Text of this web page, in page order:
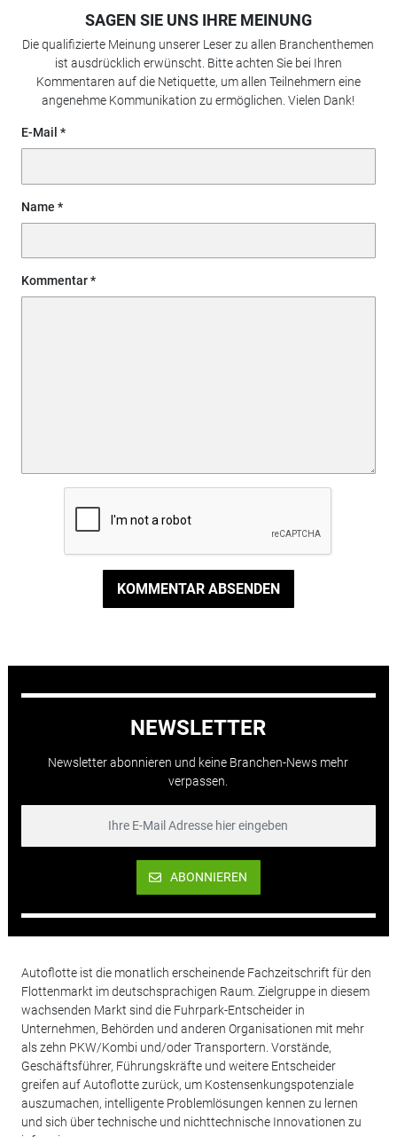
SAGEN SIE UNS IHRE MEINUNG
Die qualifizierte Meinung unserer Leser zu allen Branchenthemen
ist ausdrücklich erwünscht. Bitte achten Sie bei Ihren
Kommentaren auf die Netiquette, um allen Teilnehmern eine
angenehme Kommunikation zu ermöglichen. Vielen Dank!
E-Mail
Name
Kommentar
KOMMENTAR ABSENDEN
NEWSLETTER
Newsletter abonnieren und keine Branchen-News mehr
verpassen.
ABONNIEREN
Autoflotte ist die monatlich erscheinende Fachzeitschrift für den
Flottenmarkt im deutschsprachigen Raum. Zielgruppe in diesem
wachsenden Markt sind die Fuhrpark-Entscheider in
Unternehmen, Behörden und anderen Organisationen mit mehr
als zehn PKW/Kombi und/oder Transportern. Vorstände,
Geschäftsführer, Führungskräfte und weitere Entscheider
greifen auf Autoflotte zurück, um Kostensenkungspotenziale
auszumachen, intelligente Problemlösungen kennen zu lernen
und sich über technische und nichttechnische Innovationen zu